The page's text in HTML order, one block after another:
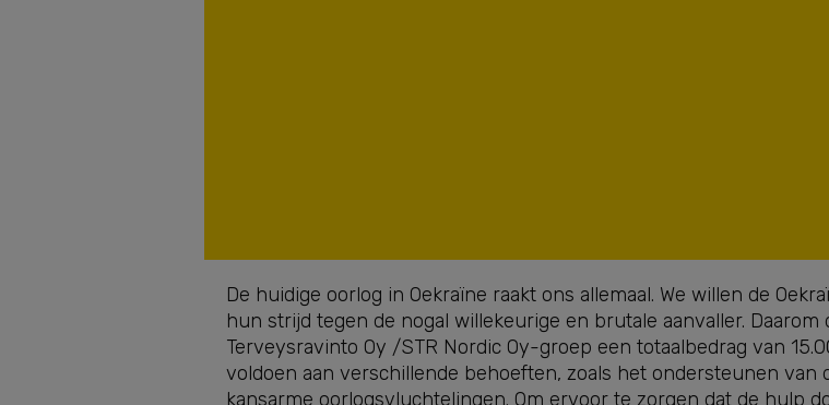
De huidige oorlog in Oekraïne raakt ons allemaal. We willen de
hun strijd tegen de nogal willekeurige en brutale aanvaller.
Terveysravinto Oy /STR Nordic Oy-groep een totaalbedrag van
voldoen aan verschillende behoeften, zoals het ondersteunen van
kansarme oorlogsvluchtelingen. Om ervoor te zorgen dat de hulp